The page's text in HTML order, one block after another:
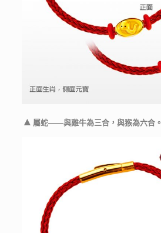
▲ 屬蛇——與雞牛為三合，與猴為六合。